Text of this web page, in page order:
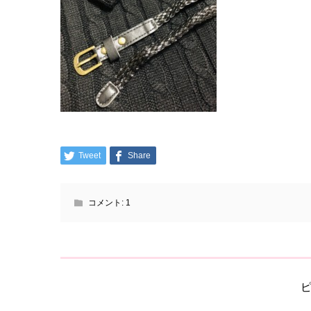
Tweet Share
コメント: 1